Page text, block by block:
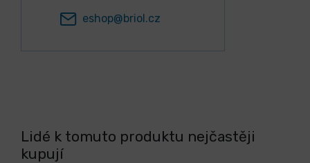
eshop@briol.cz
Lidé k tomuto produktu nejčastěji
kupují